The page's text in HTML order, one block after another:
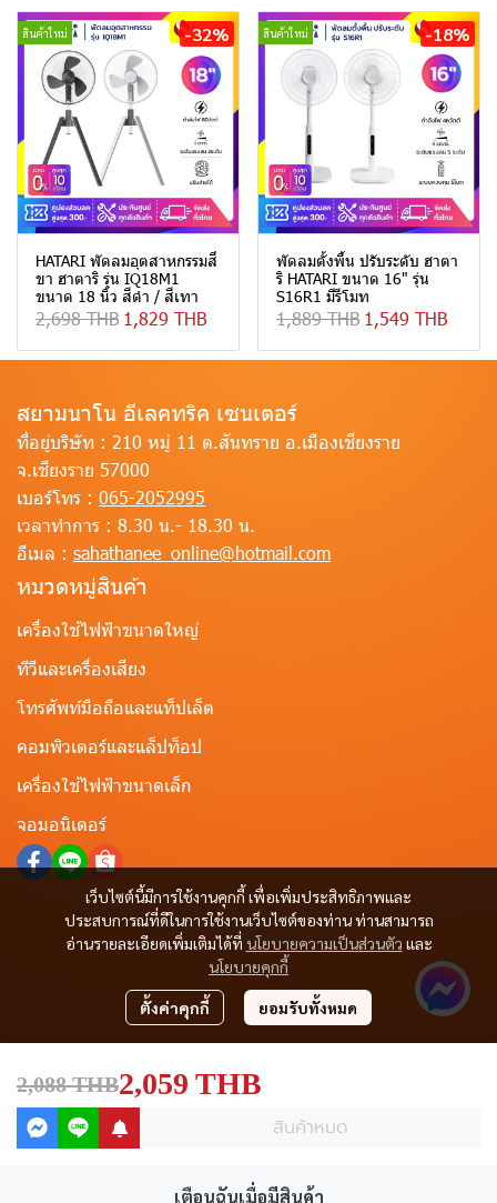
สินค้าใหม่ -32%
HATARI พัดลมอุตสาหกรรมสี่
ขา ฮาตาริ รุ่น IQ18M1
ขนาด 18 นิ้ว สีดำ / สีเทา
2,698 THB 1,829 THB
สินค้าใหม่ -18%
พัดลมตั้งพื้น ปรับระดับ ฮาตา
ริ HATARI ขนาด 16" รุ่น
S16R1 มีรีโมท
1,889 THB 1,549 THB
2,088 THB2,059 THB
สินค้าหมด
เตือนฉันเมื่อมีสินค้า
เว็บไซต์นี้มีการใช้งานคุกกี้ เพื่อเพิ่มประสิทธิภาพและ
ประสบการณ์ที่ดีในการใช้งานเว็บไซต์ของท่าน ท่านสามารถ
อ่านรายละเอียดเพิ่มเติมได้ที่ นโยบายความเป็นส่วนตัว และ
นโยบายคุกกี้
ตั้งค่าคุกกี้ ยอมรับทั้งหมด
สยามนาโน อีเลคทริค เซนเตอร์
ที่อยู่บริษัท : 210 หมู่ 11 ต.สันทราย อ.เมืองเชียงราย
จ.เชียงราย 57000
เบอร์โทร : 065-2052995
เวลาทำการ : 8.30 น.- 18.30 น.
อีเมล : sahathanee_online@hotmail.com
หมวดหมู่สินค้า
เครื่องใช้ไฟฟ้าขนาดใหญ่
ทีวีและเครื่องเสียง
โทรศัพท์มือถือและแท็ปเล็ต
คอมพิวเตอร์และแล็ปท็อป
เครื่องใช้ไฟฟ้าขนาดเล็ก
จอมอนิเตอร์